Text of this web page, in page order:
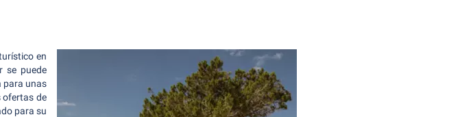
en
se puede
para unas
ofertas de
para su